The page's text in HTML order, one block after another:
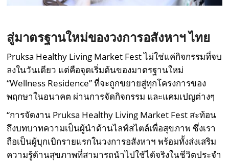
สู่มาตรฐานใหม่ของวงการอสังหาฯ ไทย
Pruksa Healthy Living Market Fest ไม่ใช่แค่กิจกรรมที่จบ
ลงในวันเดียว แต่คือจุดเริ่มต้นของมาตรฐานใหม่
“Wellness Residence” ที่จะถูกขยายสู่ทุกโครงการของ
พฤกษาในอนาคต ผ่านการจัดกิจกรรม และแคมเปญต่างๆ
“การจัดงาน Pruksa Healthy Living Market Fest สะท้อน
ถึงบทบาทความเป็นผู้นำด้านไลฟ์สไตล์เพื่อสุขภาพ ซึ่งเรา
ถือเป็นผู้บุกเบิกรายแรกในวงการอสังหาฯ พร้อมทั้งส่งเสริม
ความรู้ด้านสุขภาพที่สามารถนำไปใช้ได้จริงในชีวิตประจำ